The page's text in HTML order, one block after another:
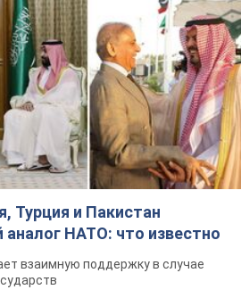
Турция и Пакистан
аналог НАТО: что известно
взаимную поддержку в случае